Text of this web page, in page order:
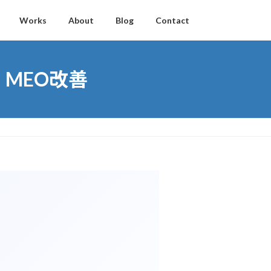
Works About Blog Contact
改善